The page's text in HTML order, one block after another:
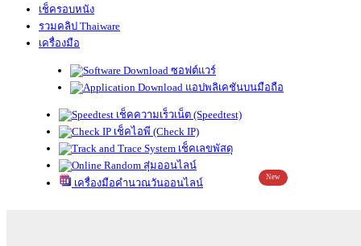
เช็ครอบหนัง
รวมคลิป Thaiware
เครื่องมือ
ซอฟต์แวร์
แอปพลิเคชันบนมือถือ
เช็คความเร็วเน็ต (Speedtest)
เช็คไอพี (Check IP)
เช็คเลขพัสดุ
สุ่มออนไลน์
เครื่องมือคำนวณวันออนไลน์
New